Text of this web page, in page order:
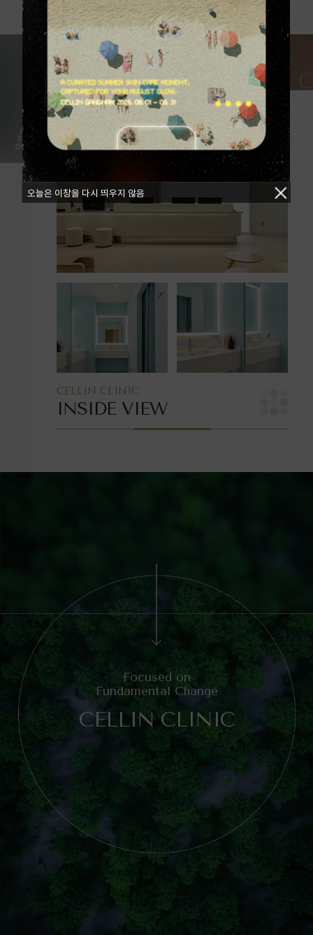
CELLIN
CELLIN CLINIC
INSIDE VIEW
Focused on
Fundamental Change
CELLIN CLINIC
오늘은 이창을 다시 띄우지 않음